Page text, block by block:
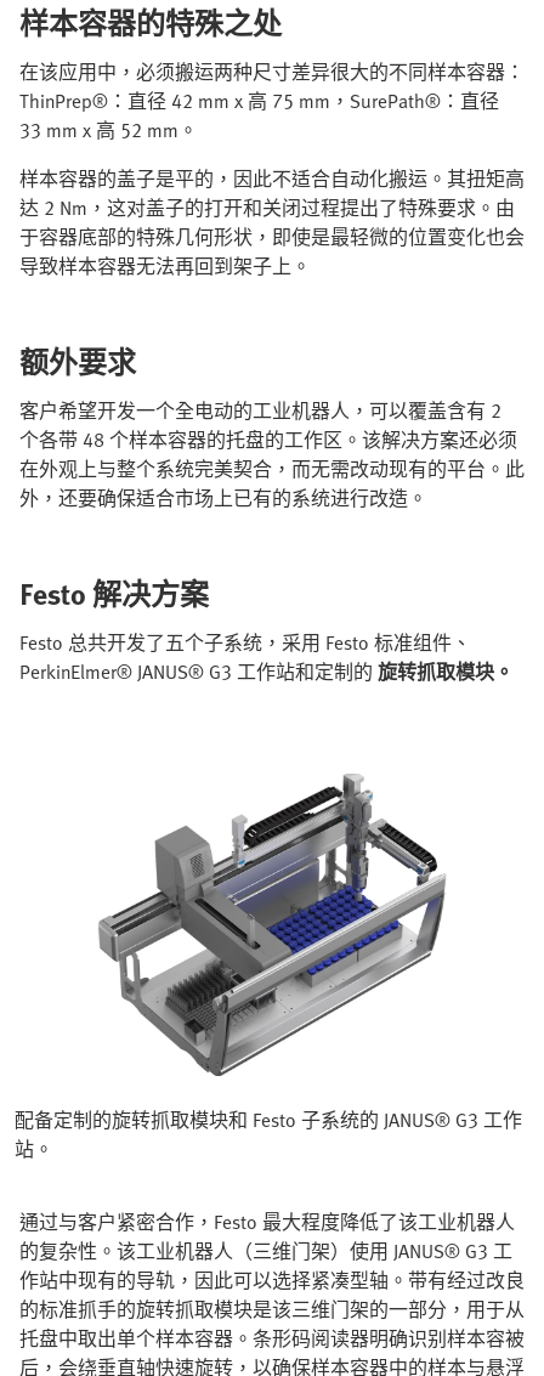
样本容器的特殊之处
在该应用中，必须搬运两种尺寸差异很大的不同样本容器：
ThinPrep®：直径 42 mm x 高 75 mm，SurePath®：直径
33 mm x 高 52 mm。
样本容器的盖子是平的，因此不适合自动化搬运。其扭矩高
达 2 Nm，这对盖子的打开和关闭过程提出了特殊要求。由
于容器底部的特殊几何形状，即使是最轻微的位置变化也会
导致样本容器无法再回到架子上。
额外要求
客户希望开发一个全电动的工业机器人，可以覆盖含有 2
个各带 48 个样本容器的托盘的工作区。该解决方案还必须
在外观上与整个系统完美契合，而无需改动现有的平台。此
外，还要确保适合市场上已有的系统进行改造。
Festo 解决方案
Festo 总共开发了五个子系统，采用 Festo 标准组件、
PerkinElmer® JANUS® G3 工作站和定制的 旋转抓取模块。
配备定制的旋转抓取模块和 Festo 子系统的 JANUS® G3 工作
站。
通过与客户紧密合作，Festo 最大程度降低了该工业机器人
的复杂性。该工业机器人（三维门架）使用 JANUS® G3 工
作站中现有的导轨，因此可以选择紧凑型轴。带有经过改良
的标准抓手的旋转抓取模块是该三维门架的一部分，用于从
托盘中取出单个样本容器。条形码阅读器明确识别样本容被
后，会绕垂直轴快速旋转，以确保样本容器中的样本与悬浮